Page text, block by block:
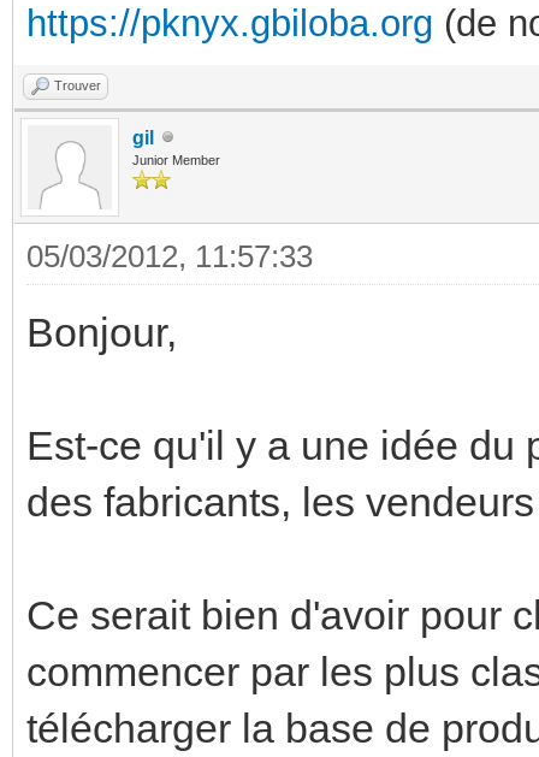
https://pknyx.gbiloba.org (de
Trouver
gil
Junior Member
05/03/2012, 11:57:33
Bonjour,
Est-ce qu'il y a une idée du
des fabricants, les
Ce serait bien d'avoir pour
commencer par les plus
télécharger la base de